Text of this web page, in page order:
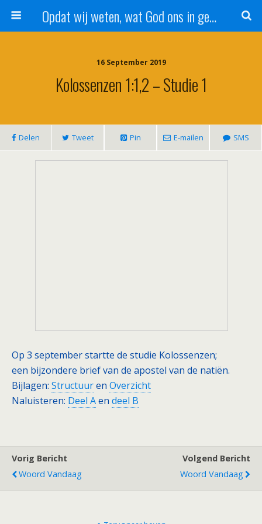
Opdat wij weten, wat God ons in genade schenkt!
16 September 2019
Kolossenzen 1:1,2 – Studie 1
Delen Tweet Pin E-mailen SMS
Op 3 september startte de studie Kolossenzen;
een bijzondere brief van de apostel van de natiën.
Bijlagen: Structuuren Overzicht
Naluisteren: Deel Aen deel B
Vorig Bericht
Woord Vandaag
Volgend Bericht
Woord Vandaag